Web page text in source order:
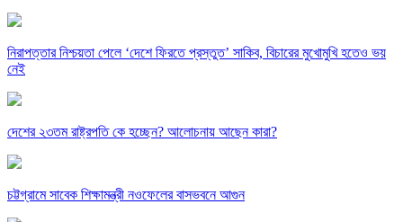
নিরাপত্তার নিশ্চয়তা পেলে ‘দেশে ফিরতে প্রস্তুত’ সাকিব, বিচারের মুখোমুখি হতেও ভয়
নেই
দেশের ২৩তম রাষ্ট্রপতি কে হচ্ছেন? আলোচনায় আছেন কারা?
চট্টগ্রামে সাবেক শিক্ষামন্ত্রী নওফেলের বাসভবনে আগুন